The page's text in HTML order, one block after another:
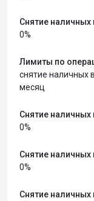
Снятие наличных
0%
Лимиты по
снятие наличных
месяц
Снятие наличных
0%
Снятие наличных
0%
Снятие наличных